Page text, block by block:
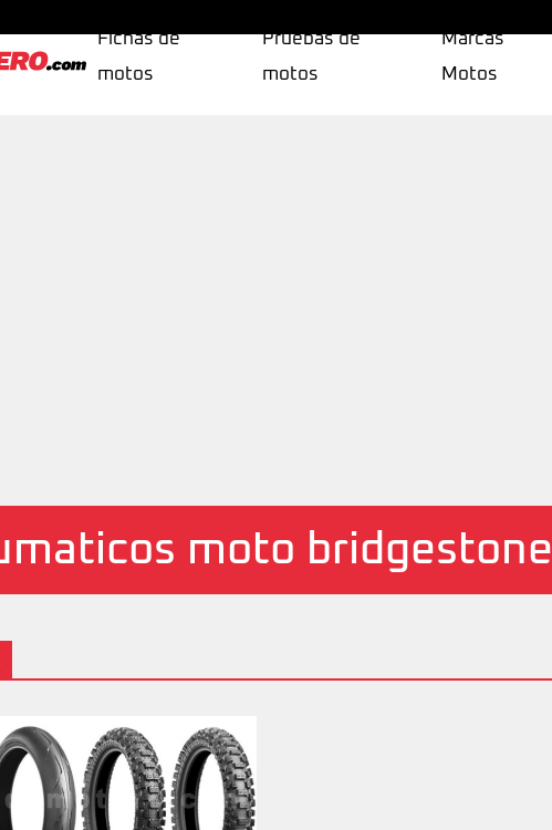
Fichas de
motos
Pruebas de
motos
Marcas
Motos
moto bridgestone